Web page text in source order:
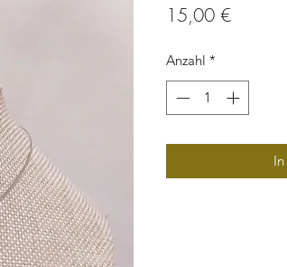
15,00 €Preis
Anzahl *